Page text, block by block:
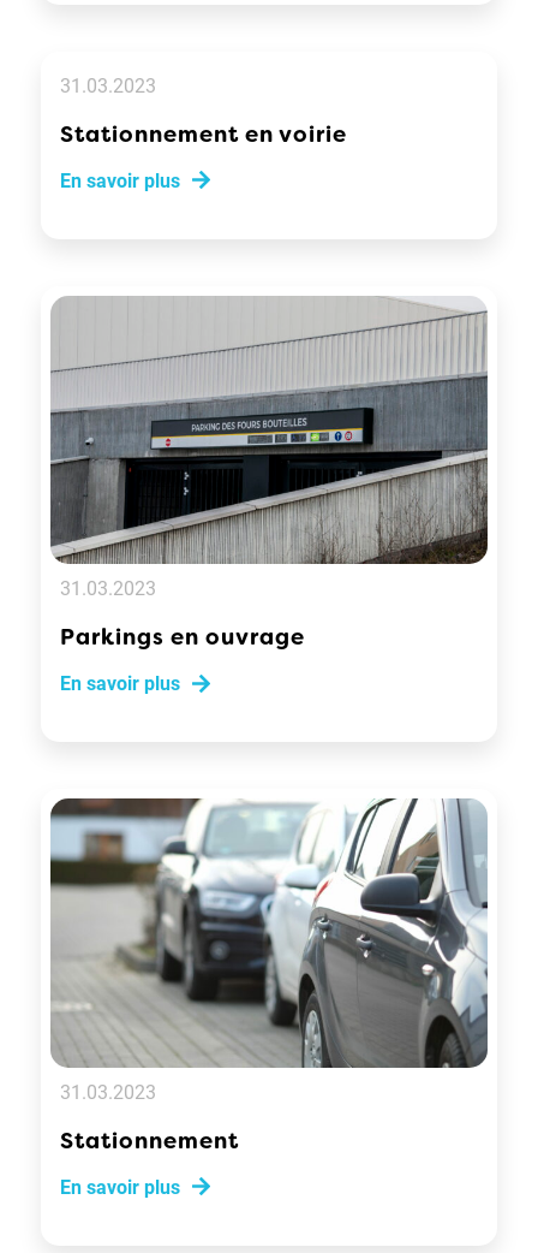
31.03.2023
Stationnement en voirie
En savoir plus
31.03.2023
Parkings en ouvrage
En savoir plus
31.03.2023
Stationnement
En savoir plus